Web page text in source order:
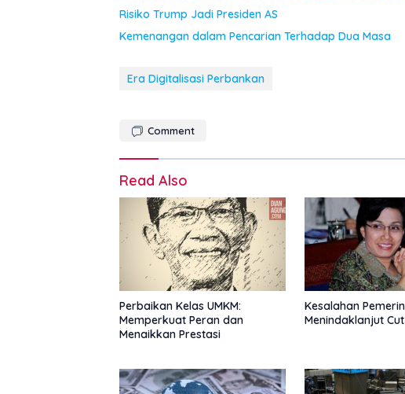
Risiko Trump Jadi Presiden AS
Kemenangan dalam Pencarian Terhadap Dua Masa
Era Digitalisasi Perbankan
Comment
Read Also
Perbaikan Kelas UMKM:
Memperkuat Peran dan
Menaikkan Prestasi
Kesalahan
Menindaklanjut